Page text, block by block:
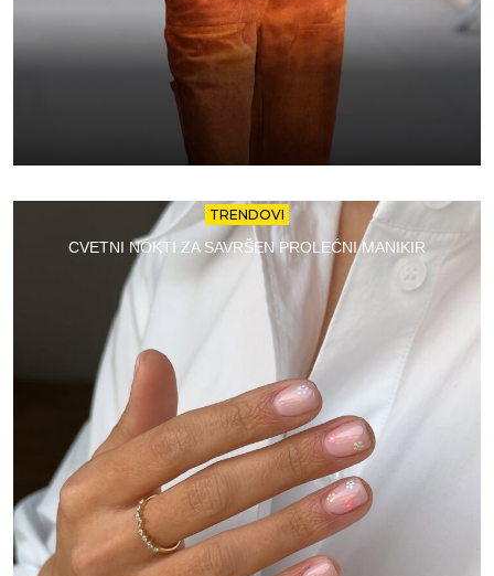
TRENDOVI
CVETNI NOKTI ZA SAVRŠEN PROLEĆNI MANIKIR